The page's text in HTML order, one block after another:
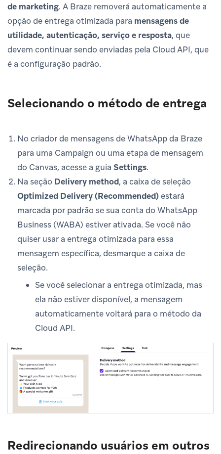
de marketing. A Braze removerá automaticamente a
opção de entrega otimizada para mensagens de
utilidade, autenticação, serviço e resposta, que
devem continuar sendo enviadas pela Cloud API, que
é a configuração padrão.
Selecionando o método de entrega
No criador de mensagens de WhatsApp da Braze
para uma Campaign ou uma etapa de mensagem
do Canvas, acesse a guia Settings.
Na seção Delivery method, a caixa de seleção
Optimized Delivery (Recommended) estará
marcada por padrão se sua conta do WhatsApp
Business (WABA) estiver ativada. Se você não
quiser usar a entrega otimizada para essa
mensagem específica, desmarque a caixa de
seleção.
Se você selecionar a entrega otimizada, mas
ela não estiver disponível, a mensagem
automaticamente voltará para o método da
Cloud API.
Redirecionando usuários em outros